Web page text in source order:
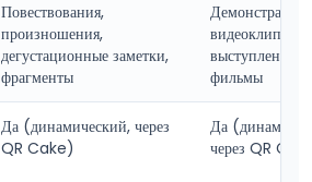
Повествования,
произношения,
дегустационные заметки,
фрагменты
Демонстрации,
видеоклипы
выступлений,
фильмы
Да (динамический, через
QR Cake)
Да
через QR